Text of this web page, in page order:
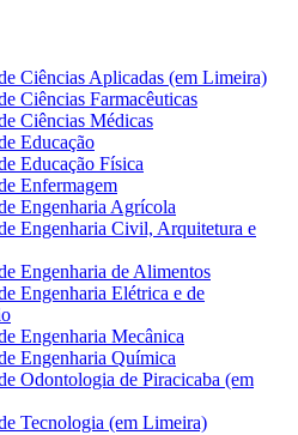
Ciências Aplicadas (em Limeira)
Ciências Farmacêuticas
Ciências Médicas
Educação
Educação Física
Enfermagem
Engenharia Agrícola
Engenharia Civil, Arquitetura e
Engenharia de Alimentos
Engenharia Elétrica e de
Engenharia Mecânica
Engenharia Química
Odontologia de Piracicaba (em
Tecnologia (em Limeira)